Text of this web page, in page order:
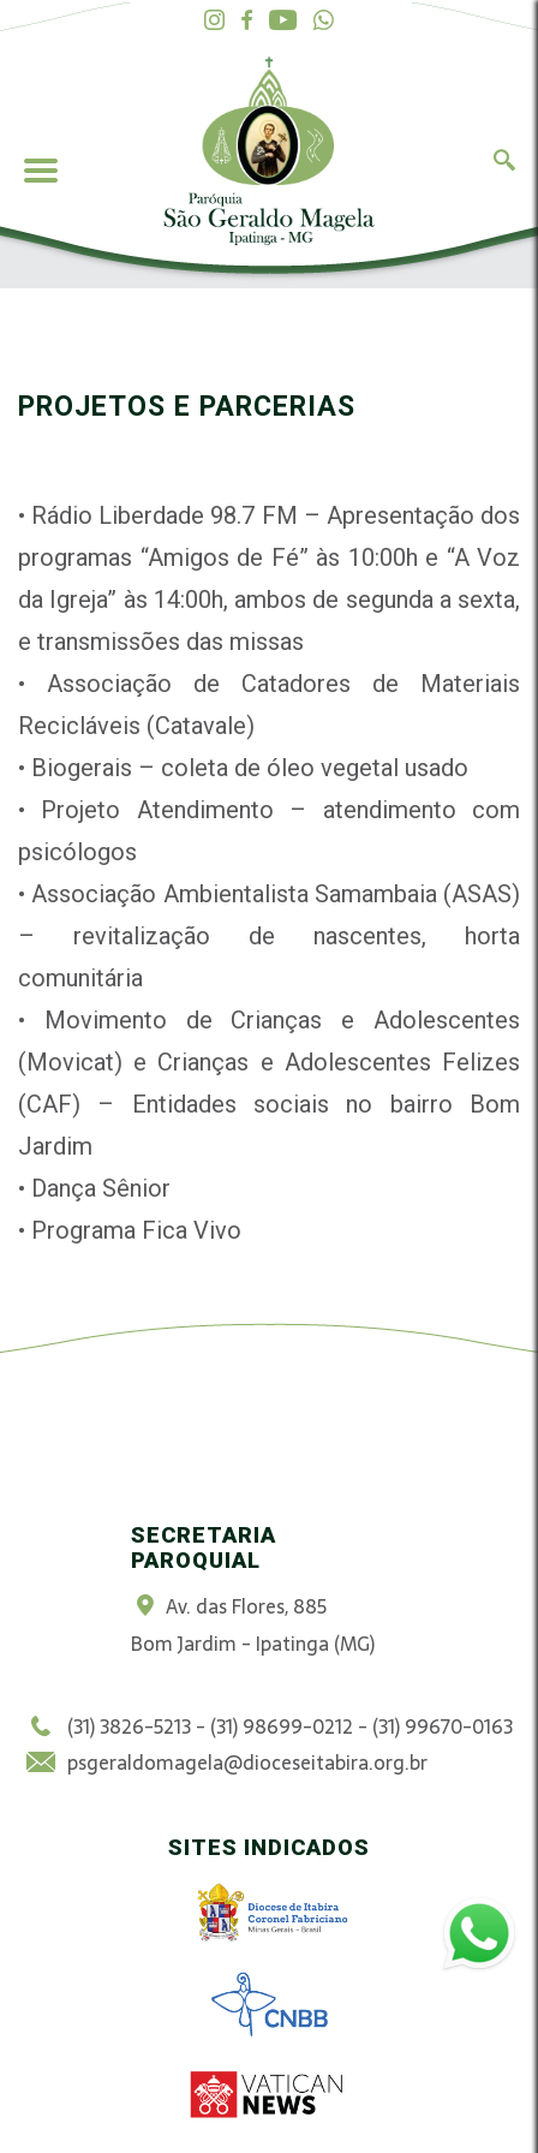
PROJETOS E PARCERIAS
• Rádio Liberdade 98.7 FM – Apresentação dos
programas “Amigos de Fé” às 10:00h e “A Voz
da Igreja” às 14:00h, ambos de segunda a sexta,
e transmissões das missas
• Associação de Catadores de Materiais
Recicláveis (Catavale)
• Biogerais – coleta de óleo vegetal usado
• Projeto Atendimento – atendimento com
psicólogos
• Associação Ambientalista Samambaia (ASAS)
– revitalização de nascentes, horta
comunitária
• Movimento de Crianças e Adolescentes
(Movicat) e Crianças e Adolescentes Felizes
(CAF) – Entidades sociais no bairro Bom
Jardim
• Dança Sênior
• Programa Fica Vivo
SECRETARIA
PAROQUIAL
Av. das Flores, 885
Bom Jardim - Ipatinga (MG)
(31) 3826-5213 - (31) 98699-0212 - (31) 99670-0163
psgeraldomagela@dioceseitabira.org.br
SITES INDICADOS